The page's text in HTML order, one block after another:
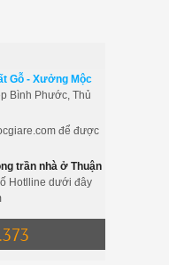
Gỗ - Xưởng Mộc
Bình Phước, Thủ
để được
trần nhà ở Thuận
Hotlline dưới đây